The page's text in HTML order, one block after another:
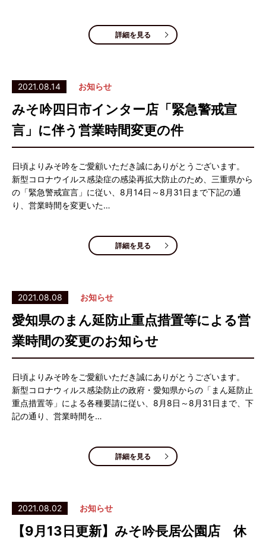
詳細を見る
2021.08.14 お知らせ
みそ吟四日市インター店「緊急警戒宣
言」に伴う営業時間変更の件
日頃よりみそ吟をご愛顧いただき誠にありがとうございます。
新型コロナウイルス感染症の感染再拡大防止のため、三重県から
の「緊急警戒宣言」に従い、8月14日～8月31日まで下記の通
り、営業時間を変更いた…
詳細を見る
2021.08.08 お知らせ
愛知県のまん延防止重点措置等による営
業時間の変更のお知らせ
日頃よりみそ吟をご愛顧いただき誠にありがとうございます。
新型コロナウィルス感染防止の政府・愛知県からの「まん延防止
重点措置等」による各種要請に従い、8月8日～8月31日まで、下
記の通り、営業時間を…
詳細を見る
2021.08.02 お知らせ
【9月13日更新】みそ吟長居公園店 休